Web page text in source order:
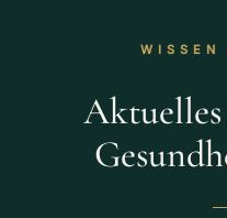
WISSEN
Aktuelles